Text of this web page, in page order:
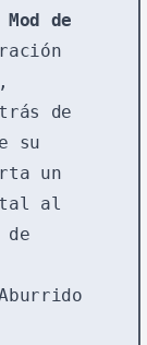
de
de
su
un
al